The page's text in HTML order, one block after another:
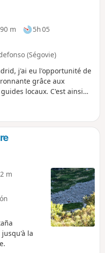
m
5h 05
(Ségovie)
j'ai eu l'opportunité de
grâce aux
locaux. C'est ainsi
pour les
de la capitale. Ce
en empruntant le
pour un retour par
Schmid.
m
jusqu'à la